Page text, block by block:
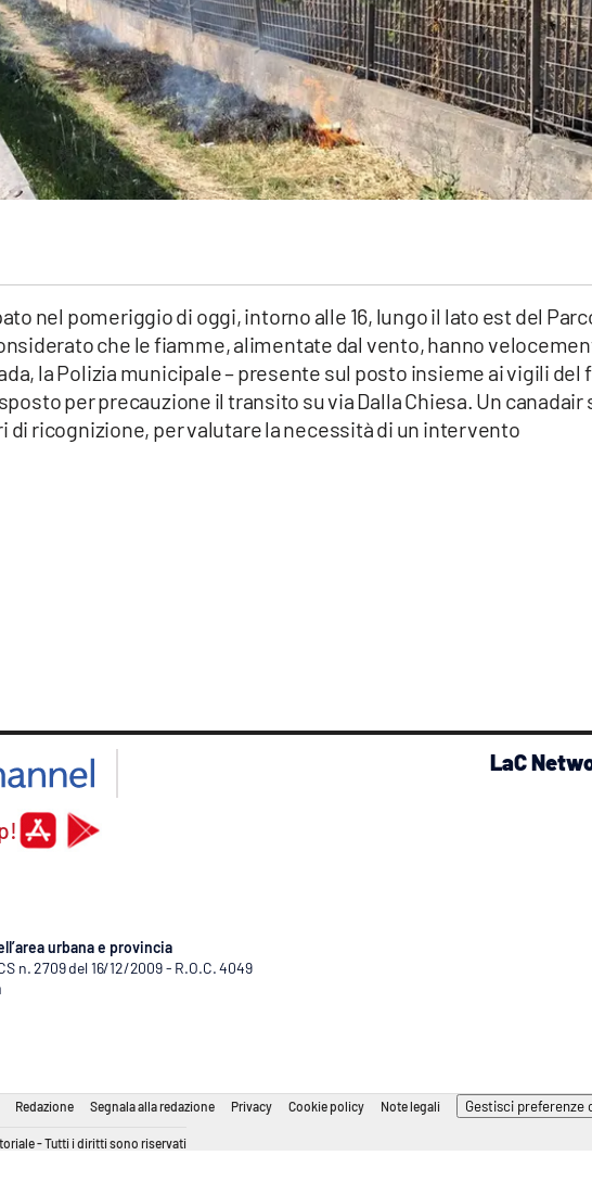
nel pomeriggio di oggi, intorno alle 16, lungo il lato est del
che le fiamme, alimentate dal vento, hanno
la Polizia municipale – presente sul posto insieme ai vigili del
per precauzione il transito su via Dalla Chiesa. Un canadair
di ricognizione, per valutare la necessità di un intervento
LaC
urbana e provincia
n. 2709 del 16/12/2009 - R.O.C. 4049
Redazione Segnala alla redazione Privacy Cookie policy Note legali Gestisci preferenze
- Tutti i diritti sono riservati